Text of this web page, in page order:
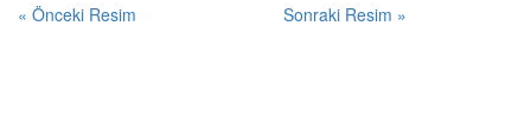
« Önceki Resim Sonraki Resim »